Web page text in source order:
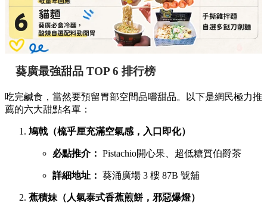
葵廣最強甜品 TOP 6 排行榜
吃完鹹食，當然要預留胃部空間品嚐甜品。以下是網民極力推
薦的六大甜點名單：
鳩戟（梳乎厘充滿空氣感，入口即化）
必點推介： Pistachio開心果、超低糖質伯爵茶
詳細地址： 葵涌廣場 3 樓 87B 號舖
蕉積妹（人氣泰式香蕉煎餅，邪惡爆燈）